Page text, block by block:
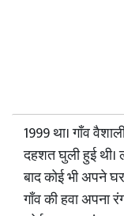
1999 था। गाँव
दहशत घुली हुई
बाद कोई भी अपने
गाँव की हवा अपना